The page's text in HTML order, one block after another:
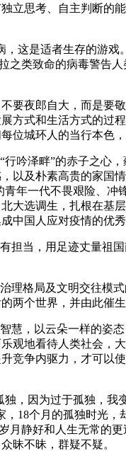
立思考、自主判断的
这是适者生存的游戏
之类致命的病毒警告
要夜郎自大，而是要
方式和生活方式的过
位城环人的当行本色，
吟泽畔”的赤子之心，
以及朴素高贵的家国
年一代不畏艰险、冲
大选调生，扎根在基
中国人应对疫情的优秀
担当，用足迹丈量祖
格局及文明交往模式
两个世界，并由此催生
，以云朵一样的姿态
观地看待人类社会，
竞争内驱力，才可以
，因为过于孤独，我
18个月的孤独时光，
月静好和人生无常的
昧不昧，群疑不疑。